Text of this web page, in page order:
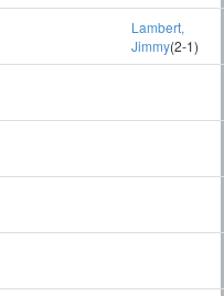
Lambert,
Jimmy(2-1)